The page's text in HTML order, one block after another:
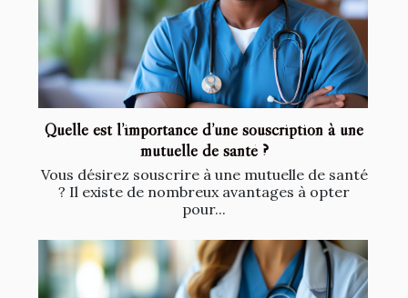
Quelle est l’importance d’une souscription à une
mutuelle de santé ?
Vous désirez souscrire à une mutuelle de santé
? Il existe de nombreux avantages à opter
pour...